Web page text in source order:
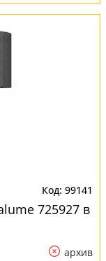
99141
725927 в
архив